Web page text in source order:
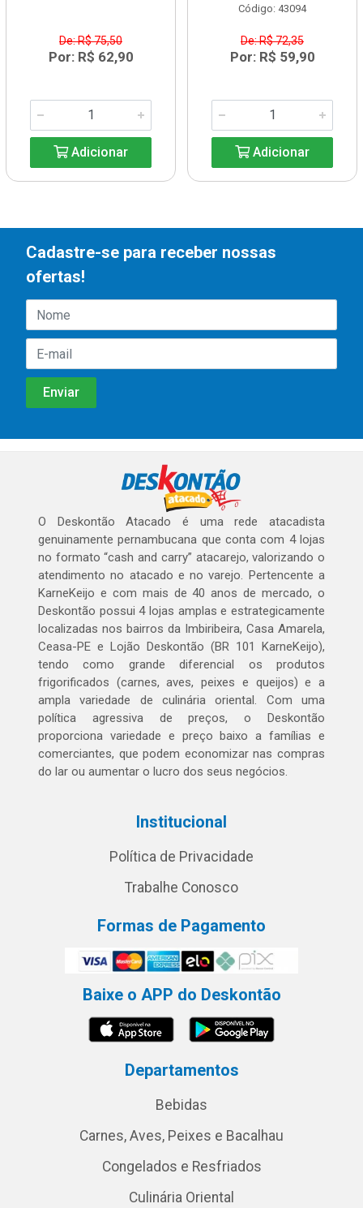
De: R$ 75,50
Por: R$ 62,90
Adicionar
Código: 43094
De: R$ 72,35
Por: R$ 59,90
Adicionar
Cadastre-se para receber nossas
ofertas!
O Deskontão Atacado é uma rede atacadista
genuinamente pernambucana que conta com 4 lojas
no formato “cash and carry” atacarejo, valorizando o
atendimento no atacado e no varejo. Pertencente a
KarneKeijo e com mais de 40 anos de mercado, o
Deskontão possui 4 lojas amplas e estrategicamente
localizadas nos bairros da Imbiribeira, Casa Amarela,
Ceasa-PE e Lojão Deskontão (BR 101 KarneKeijo),
tendo como grande diferencial os produtos
frigorificados (carnes, aves, peixes e queijos) e a
ampla variedade de culinária oriental. Com uma
política agressiva de preços, o Deskontão
proporciona variedade e preço baixo a famílias e
comerciantes, que podem economizar nas compras
do lar ou aumentar o lucro dos seus negócios.
Institucional
Política de Privacidade
Trabalhe Conosco
Formas de Pagamento
Baixe o APP do Deskontão
Departamentos
Bebidas
Carnes, Aves, Peixes e Bacalhau
Congelados e Resfriados
Culinária Oriental